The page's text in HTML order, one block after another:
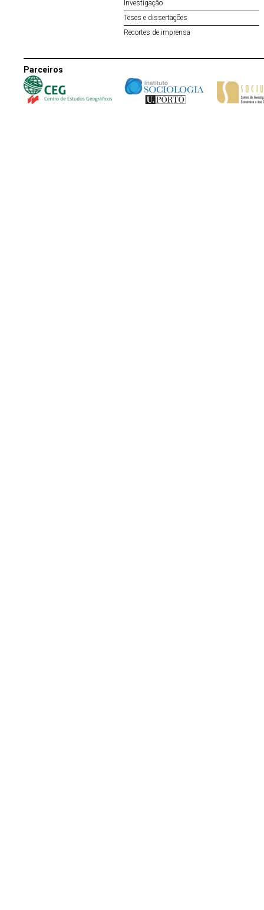
Investigação
Teses e dissertações
Recortes de imprensa
Parceiros